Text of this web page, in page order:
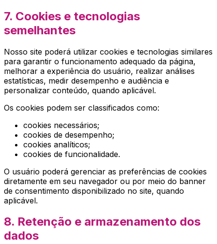
7. Cookies e tecnologias
semelhantes
Nosso site poderá utilizar cookies e tecnologias similares
para garantir o funcionamento adequado da página,
melhorar a experiência do usuário, realizar análises
estatísticas, medir desempenho e audiência e
personalizar conteúdo, quando aplicável.
Os cookies podem ser classificados como:
cookies necessários;
cookies de desempenho;
cookies analíticos;
cookies de funcionalidade.
O usuário poderá gerenciar as preferências de cookies
diretamente em seu navegador ou por meio do banner
de consentimento disponibilizado no site, quando
aplicável.
8. Retenção e armazenamento dos
dados